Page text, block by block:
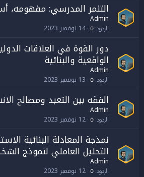
التنمر المدرسي: مفهومه،
Admin
الردود 0 14 نوفمبر 2023
دور القوة في العلاقات
الواقعية والبنائية
Admin
الردود 0 13 نوفمبر 2023
الفقه بين التعبد ومصالح
Admin
الردود 0 12 نوفمبر 2023
نمذجة المعادلة البنائية
التحليل العاملي لنموذج
Admin
الردود 0 12 نوفمبر 2023